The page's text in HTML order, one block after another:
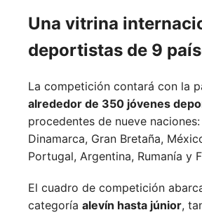
Una vitrina
deportistas de 9
La competición contará con la
alrededor de 350 jóvenes
procedentes de nueve naciones:
Dinamarca, Gran Bretaña,
Portugal, Argentina, Rumanía y
El cuadro de competición
categoría alevín hasta júnior,